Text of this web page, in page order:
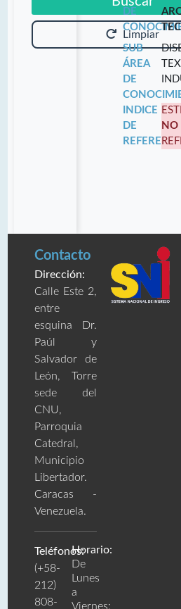
Limpiar
DE
SUB
ÁREA
DE
INDICE
DE
NO
Contacto
Dirección:
Calle Este 2,
entre
esquina Dr.
Paúl y
Salvador de
León, Torre
sede del
CNU,
Parroquia
Catedral,
Municipio
Libertador.
Caracas -
Venezuela.
Teléfonos:
(+58-
212)
808-
Horario:
De
Lunes
a
Viernes: